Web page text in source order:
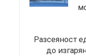
Разсеяност
до